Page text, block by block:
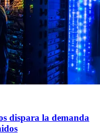
dispara la demanda